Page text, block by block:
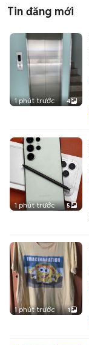
Tin đăng mới
1 phút trước 4
1 phút trước 5
1 phút trước 1